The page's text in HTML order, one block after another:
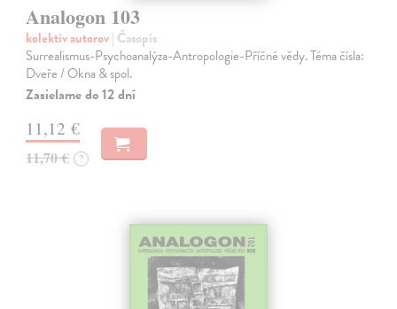
Analogon 103
kolektív autorov| Časopis
Surrealismus-Psychoanalýza-Antropologie-Příčné vědy. Téma čísla:
Dveře / Okna & spol.
Zasielame do 12 dní
11,12 €
11,70 € ?